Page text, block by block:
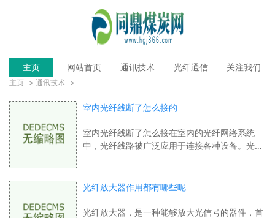
主页 网站首页 通讯技术 光纤通信 关注我们
主页 > 通讯技术 >
室内光纤线断了怎么接的
室内光纤线断了怎么接在室内的光纤网络系统
中，光纤线路被广泛应用于连接各种设备。光纤
光纤放大器作用都有哪些呢
光纤放大器，是一种能够放大光信号的器件，首